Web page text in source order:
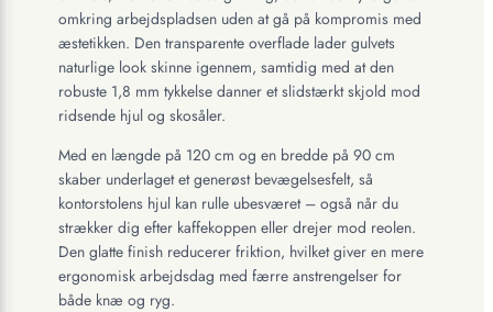
omkring arbejdspladsen uden at gå på kompromis med
æstetikken. Den transparente overflade lader gulvets
naturlige look skinne igennem, samtidig med at den
robuste 1,8 mm tykkelse danner et slidstærkt skjold mod
ridsende hjul og skosåler.
Med en længde på 120 cm og en bredde på 90 cm
skaber underlaget et generøst bevægelsesfelt, så
kontorstolens hjul kan rulle ubesværet – også når du
strækker dig efter kaffekoppen eller drejer mod reolen.
Den glatte finish reducerer friktion, hvilket giver en mere
ergonomisk arbejdsdag med færre anstrengelser for
både knæ og ryg.